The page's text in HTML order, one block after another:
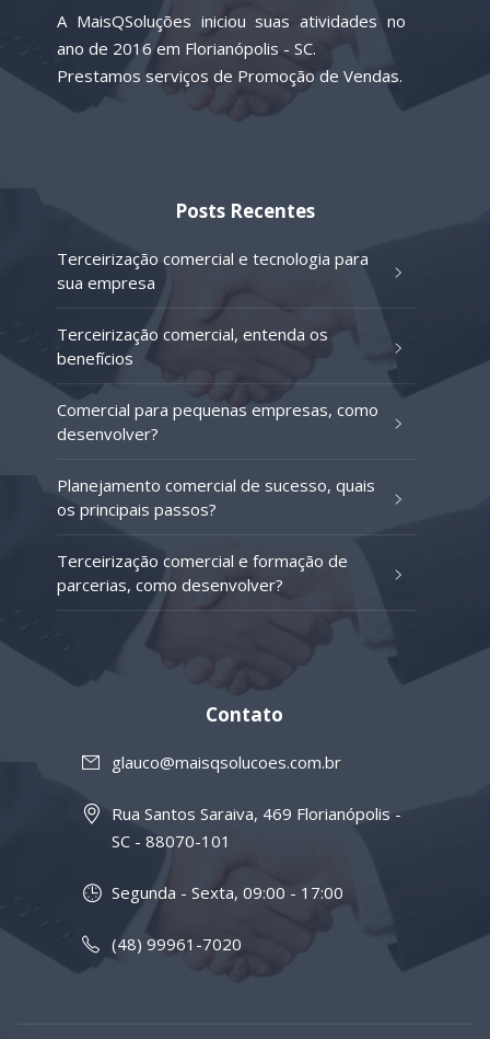
A MaisQSoluções iniciou suas atividades no
ano de 2016 em Florianópolis - SC.
Prestamos serviços de Promoção de Vendas.
Posts Recentes
Terceirização comercial e tecnologia para
sua empresa
Terceirização comercial, entenda os
benefícios
Comercial para pequenas empresas, como
desenvolver?
Planejamento comercial de sucesso, quais
os principais passos?
Terceirização comercial e formação de
parcerias, como desenvolver?
Contato
glauco@maisqsolucoes.com.br
Rua Santos Saraiva, 469 Florianópolis -
SC - 88070-101
Segunda - Sexta, 09:00 - 17:00
(48) 99961-7020